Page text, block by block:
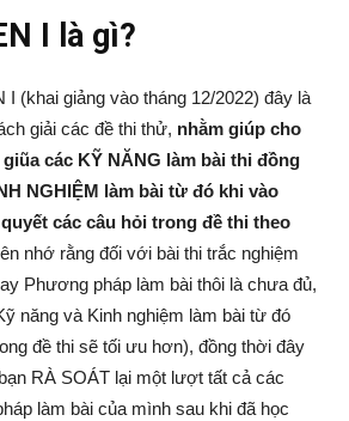
I là gì?
I (khai giảng vào tháng 12/2022) đây là
giải các đề thi thử, nhằm giúp cho
các KỸ NĂNG làm bài thi đồng
NGHIỆM làm bài từ đó khi vào
các câu hỏi trong đề thi theo
nhớ rằng đối với bài thi trắc nghiệm
Phương pháp làm bài thôi là chưa đủ,
năng và Kinh nghiệm làm bài từ đó
đề thi sẽ tối ưu hơn), đồng thời đây
RÀ SOÁT lại một lượt tất cả các
làm bài của mình sau khi đã học